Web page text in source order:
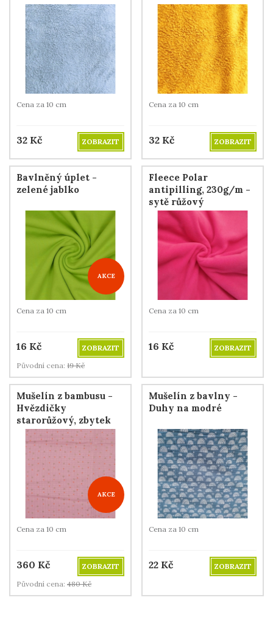
Cena za 10 cm
32 Kč ZOBRAZIT
Cena za 10 cm
32 Kč ZOBRAZIT
Bavlněný úplet -
zelené jablko
AKCE
Cena za 10 cm
16 Kč
ZOBRAZIT
Původní cena: 19 Kč
Fleece Polar
antipilling, 230g/m -
sytě růžový
Cena za 10 cm
16 Kč ZOBRAZIT
Mušelín z bambusu -
Hvězdičky
starorůžový, zbytek
120 cm
AKCE
Cena za 10 cm
360 Kč
ZOBRAZIT
Původní cena: 480 Kč
Mušelín z bavlny -
Duhy na modré
Cena za 10 cm
22 Kč ZOBRAZIT